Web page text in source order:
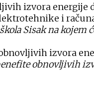
izvora
i
Sisak na
izvora
obnovljivih